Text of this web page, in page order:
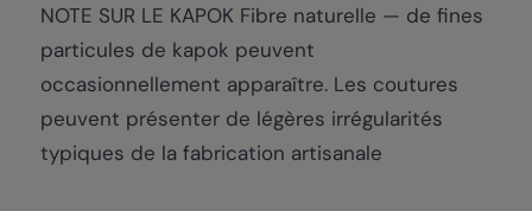
NOTE SUR LE KAPOK Fibre naturelle — de fines
particules de kapok peuvent
occasionnellement apparaître. Les coutures
peuvent présenter de légères irrégularités
typiques de la fabrication artisanale